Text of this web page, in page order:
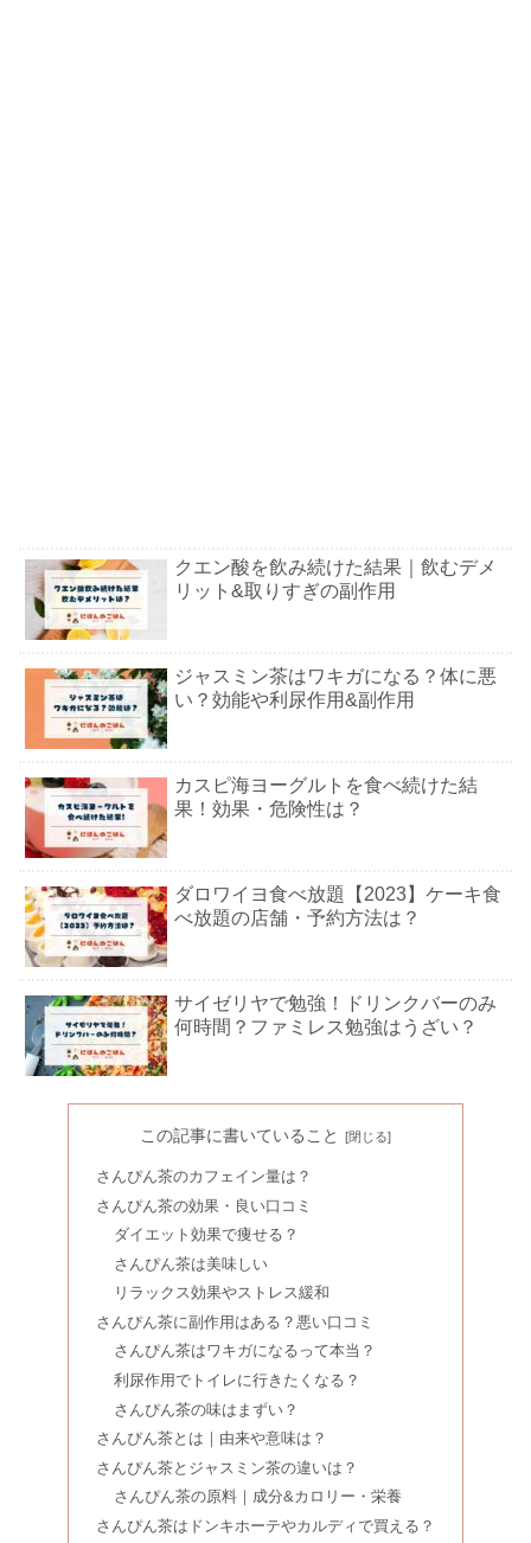
クエン酸を飲み続けた結果｜飲むデメ
リット&取りすぎの副作用
ジャスミン茶はワキガになる？体に悪
い？効能や利尿作用&副作用
カスピ海ヨーグルトを食べ続けた結
果！効果・危険性は？
ダロワイヨ食べ放題【2023】ケーキ食
べ放題の店舗・予約方法は？
サイゼリヤで勉強！ドリンクバーのみ
何時間？ファミレス勉強はうざい？
ザやおすすめの食べ方も
ロナミンCやおーいお茶は？
ガトーフェスタハラダを安く買う方法
7選｜工場見学に食べ放題はある？
マテ茶を飲み続けた結果｜太陽のマテ
茶販売中止の理由は？効能＆味
この記事に書いていること
さんぴん茶のカフェイン量は？
さんぴん茶の効果・良い口コミ
ダイエット効果で痩せる？
さんぴん茶は美味しい
リラックス効果やストレス緩和
さんぴん茶に副作用はある？悪い口コミ
さんぴん茶はワキガになるって本当？
利尿作用でトイレに行きたくなる？
さんぴん茶の味はまずい？
さんぴん茶とは｜由来や意味は？
さんぴん茶とジャスミン茶の違いは？
さんぴん茶の原料｜成分&カロリー・栄養
さんぴん茶はドンキホーテやカルディで買える？